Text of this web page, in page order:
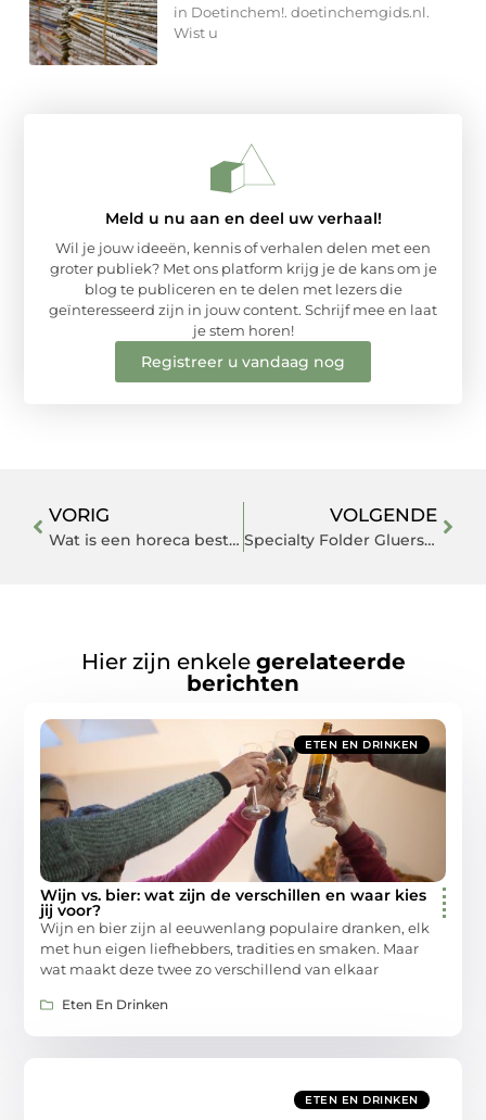
in Doetinchem!. doetinchemgids.nl.
Wist u
Meld u nu aan en deel uw verhaal!
Wil je jouw ideeën, kennis of verhalen delen met een
groter publiek? Met ons platform krijg je de kans om je
blog te publiceren en te delen met lezers die
geïnteresseerd zijn in jouw content. Schrijf mee en laat
je stem horen!
Registreer u vandaag nog
VORIG
Wat is een horeca bestel app en waarom kiezen steeds meer ondernemers hiervoor?
VOLGENDE
Specialty Folder Gluers for the Cardboard Industry: Precision Where It Matters
Hier zijn enkele gerelateerde
berichten
ETEN EN DRINKEN
Wijn vs. bier: wat zijn de verschillen en waar kies
jij voor?
Wijn en bier zijn al eeuwenlang populaire dranken, elk
met hun eigen liefhebbers, tradities en smaken. Maar
wat maakt deze twee zo verschillend van elkaar
Eten En Drinken
ETEN EN DRINKEN